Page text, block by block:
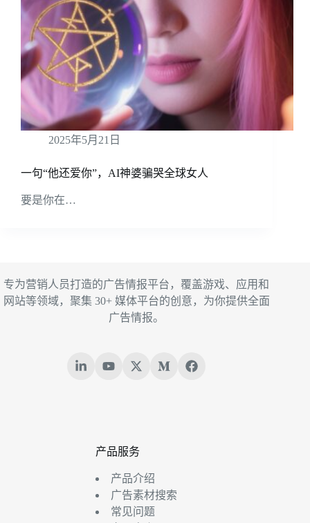
2025年5月21日
一句“他还爱你”，AI神婆骗哭全球女人
要是你在…
专为营销人员打造的广告情报平台，覆盖游戏、应用和
网站等领域，聚集 30+ 媒体平台的创意，为你提供全面
广告情报。
产品服务
产品介绍
广告素材搜索
常见问题